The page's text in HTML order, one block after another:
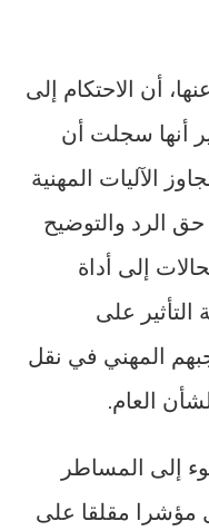
أن الاحتكام إلى
أنها سجلت أن
الآليات المهنية
الرد والتوضيح
إلى أداة
على
المهني في نقل
العام.
إلى المساطر
مؤشرا مقلقا على